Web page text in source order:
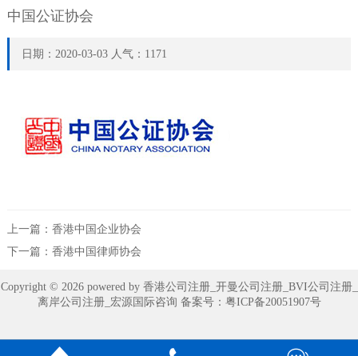
中国公证协会
日期：2020-03-03 人气：1171
上一篇： 香港中国企业协会
下一篇： 香港中国律师协会
Copyright © 2026 powered by 香港公司注册_开曼公司注册_BVI公司注册_
离岸公司注册_宏源国际咨询 备案号： 粤ICP备20051907号